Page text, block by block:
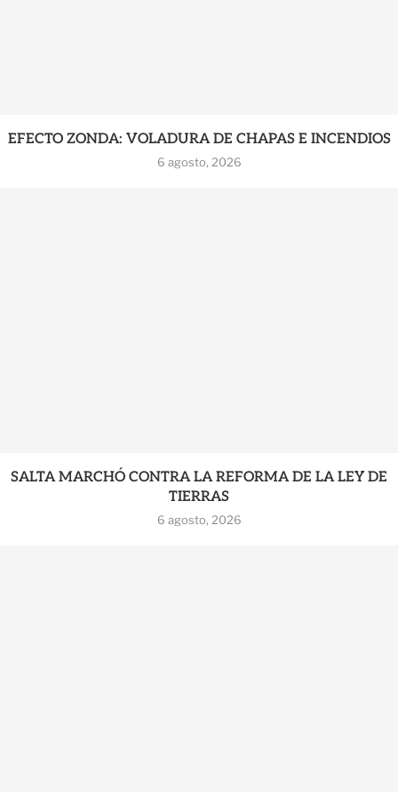
EFECTO ZONDA: VOLADURA DE CHAPAS E INCENDIOS
6 agosto, 2026
SALTA MARCHÓ CONTRA LA REFORMA DE LA LEY DE
TIERRAS
6 agosto, 2026